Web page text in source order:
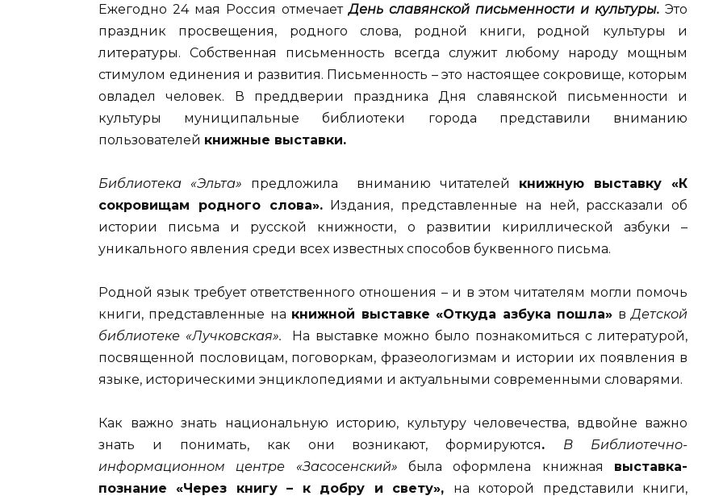
Ежегодно 24 мая Россия отмечаетДень славянской письменности и культуры. Это
праздник просвещения, родного слова, родной книги, родной культуры и
литературы. Собственная письменность всегда служит любому народу мощным
стимулом единения и развития. Письменность – это настоящее сокровище, которым
овладел человек. В преддверии праздника Дня славянской письменности и
культуры муниципальные библиотеки города представили вниманию
пользователей книжные выставки.
Библиотека «Эльта» предложила вниманию читателей книжную выставку «К
сокровищам родного слова».Издания, представленные на ней, рассказали об
истории письма и русской книжности, о развитии кириллической азбуки –
уникального явления среди всех известных способов буквенного письма.
Родной язык требует ответственного отношения – и в этом читателям могли помочь
книги, представленные на книжной выставке «Откуда азбука пошла» вДетской
библиотеке «Лучковская». На выставке можно было познакомиться с литературой,
посвященной пословицам, поговоркам, фразеологизмам и истории их появления в
языке, историческими энциклопедиями и актуальными современными словарями.
Как важно знать национальную историю, культуру человечества, вдвойне важно
знать и понимать, как они возникают, формируются. В Библиотечно-
информационном центре «Засосенский» была оформлена книжная выставка-
познание «Через книгу – к добру и свету», на которой представили книги,